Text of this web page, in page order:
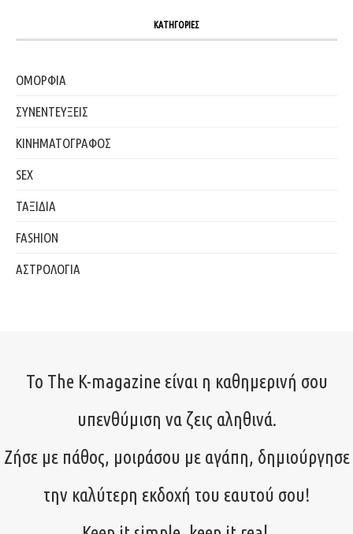
ΚΑΤΗΓΟΡΙΕΣ
ΟΜΟΡΦΙΑ
ΣΥΝΕΝΤΕΥΞΕΙΣ
ΚΙΝΗΜΑΤΟΓΡΑΦΟΣ
SEX
ΤΑΞΙΔΙΑ
FASHION
ΑΣΤΡΟΛΟΓΙΑ
Το The K-magazine είναι η καθημερινή σου
υπενθύμιση να ζεις αληθινά.
Ζήσε με πάθος, μοιράσου με αγάπη, δημιούργησε
την καλύτερη εκδοχή του εαυτού σου!